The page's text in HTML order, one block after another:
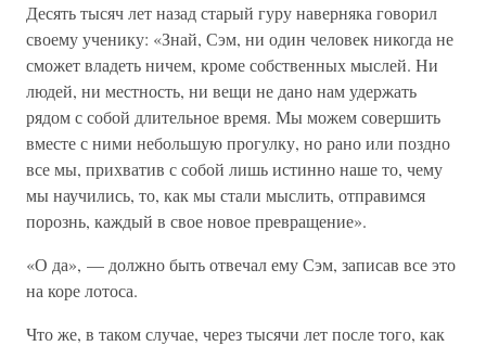
Десять тысяч лет назад старый гуру наверняка говорил
своему ученику: «Знай, Сэм, ни один человек никогда не
сможет владеть ничем, кроме собственных мыслей. Ни
людей, ни местность, ни вещи не дано нам удержать
рядом с собой длительное время. Мы можем совершить
вместе с ними небольшую прогулку, но рано или поздно
все мы, прихватив с собой лишь истинно наше то, чему
мы научились, то, как мы стали мыслить, отправимся
порознь, каждый в свое новое превращение».
«О да», — должно быть отвечал ему Сэм, записав все это
на коре лотоса.
Что же, в таком случае, через тысячи лет после того, как